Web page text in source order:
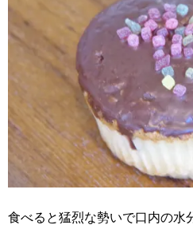
食べると猛烈な勢いで口内の水